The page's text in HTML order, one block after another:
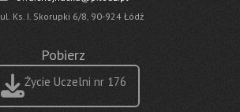
ul. Ks. I. Skorupki 6/8, 90-924 Łódź
Pobierz
Życie Uczelni nr 176